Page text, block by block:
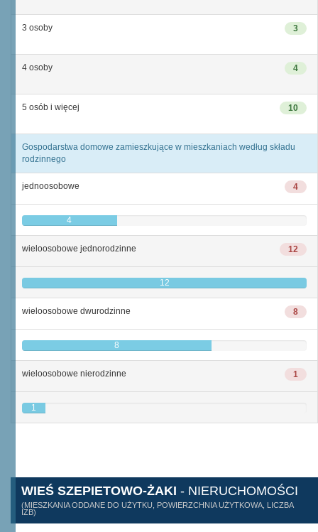
3
3 osoby
4
4 osoby
10
5 osób i więcej
Gospodarstwa domowe zamieszkujące w mieszkaniach według składu
rodzinnego
4
jednoosobowe
4
12
wieloosobowe jednorodzinne
12
8
wieloosobowe dwurodzinne
8
1
wieloosobowe nierodzinne
1
WIEŚ SZEPIETOWO-ŻAKI - NIERUCHOMOŚCI
(MIESZKANIA ODDANE DO UŻYTKU, POWIERZCHNIA UŻYTKOWA, LICZBA
IZB)